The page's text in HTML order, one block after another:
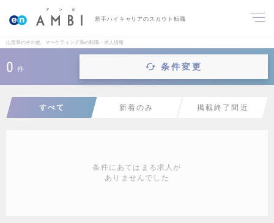
若手ハイキャリアのスカウト転職
山形県のその他、マーケティング系の転職・求人情報
0 件 条件変更
すべて 新着のみ 掲載終了間近
条件にあてはまる求人が
ありませんでした